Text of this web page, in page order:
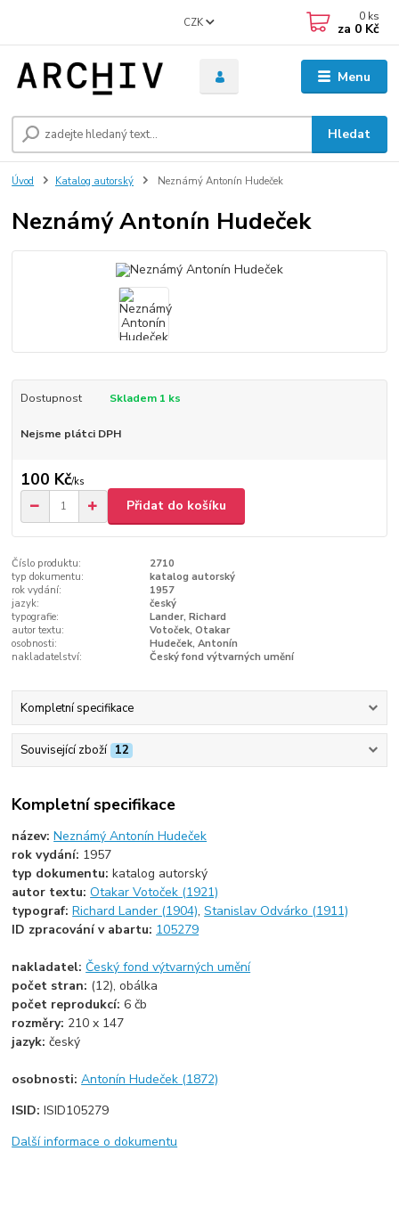
Menu
CZK
Hledat
0 ks
za 0 Kč
Úvod Katalog autorský Neznámý Antonín Hudeček
Neznámý Antonín Hudeček
Dostupnost Skladem 1 ks
Nejsme plátci DPH
100 Kč/ks
Přidat do košíku
Číslo produktu:
2710
typ dokumentu:
katalog autorský
rok vydání:
1957
jazyk:
český
typografie:
Lander, Richard
autor textu:
Votoček, Otakar
osobnosti:
Hudeček, Antonín
nakladatelství:
Český fond výtvarných umění
Kompletní specifikace
Související zboží 12
Kompletní specifikace
název:Neznámý Antonín Hudeček
rok vydání: 1957
typ dokumentu:katalog autorský
autor textu:Otakar Votoček (1921)
typograf:Richard Lander (1904),Stanislav Odvárko (1911)
ID zpracování v abartu: 105279
nakladatel: Český fond výtvarných umění
počet stran: (12), obálka
počet reprodukcí:6 čb
rozměry: 210 x 147
jazyk:český
osobnosti:Antonín Hudeček (1872)
ISID:ISID105279
Další informace o dokumentu